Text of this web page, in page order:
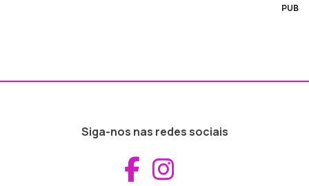
PUB
Siga-nos nas redes sociais
Aceder ao